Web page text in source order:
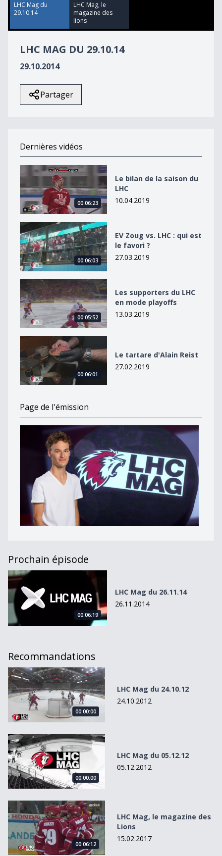
54
seconds
LHC Mag du
29.10.14
LHC Mag, le
magazine des
lions
LHC MAG DU 29.10.14
29.10.2014
Partager
Dernières vidéos
Le bilan de la saison du LHC
00:06:23
Le bilan de la saison du
LHC
10.04.2019
EV Zoug vs. LHC : qui est le favori ?
00:06:03
EV Zoug vs. LHC : qui est
le favori ?
27.03.2019
Les supporters du LHC en mode playoffs
00:05:52
Les supporters du LHC
en mode playoffs
13.03.2019
Le tartare d&#039;Alain Reist
00:06:01
Le tartare d'Alain Reist
27.02.2019
Page de l'émission
Prochain épisode
LHC Mag du 26.11.14
00:06:19
LHC Mag du 26.11.14
26.11.2014
Recommandations
LHC Mag du 24.10.12
00:00:00
LHC Mag du 24.10.12
24.10.2012
LHC Mag du 05.12.12
00:00:00
LHC Mag du 05.12.12
05.12.2012
LHC Mag, le magazine des Lions
00:06:12
LHC Mag, le magazine des
Lions
15.02.2017